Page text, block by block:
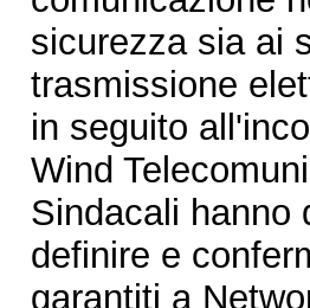
sicurezza sia ai
trasmissione
in seguito
Wind
Sindacali hanno
definire e
garantiti a